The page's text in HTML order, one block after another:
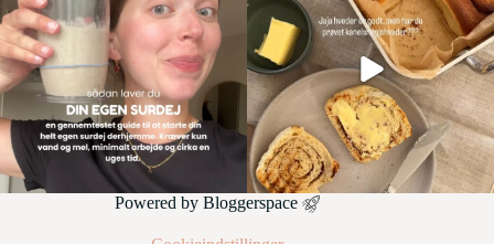
Powered byBloggerspace